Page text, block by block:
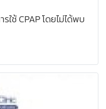
ใช้ CPAP โดยไม่ได้พบ